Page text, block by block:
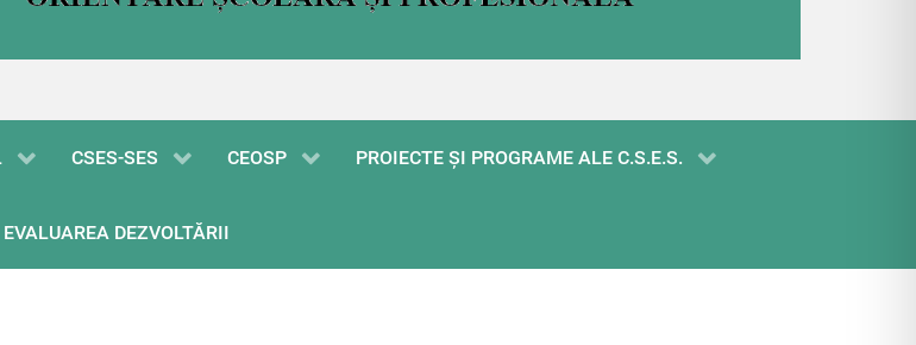
CSES-SES CEOSP PROIECTE ŞI PROGRAME ALE C.S.E.S.
EVALUAREA DEZVOLTĂRII